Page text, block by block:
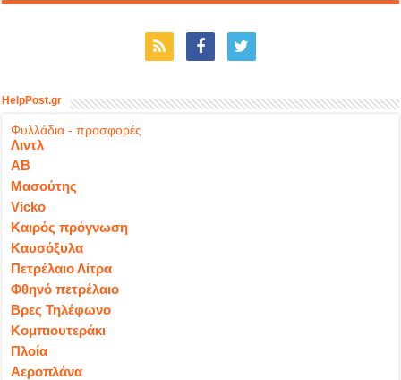
HelpPost.gr
Φυλλάδια - προσφορές
Λιντλ
ΑΒ
Μασούτης
Vicko
Καιρός πρόγνωση
Καυσόξυλα
Πετρέλαιο Λίτρα
Φθηνό πετρέλαιο
Βρες Τηλέφωνο
Κομπιουτεράκι
Πλοία
Αεροπλάνα